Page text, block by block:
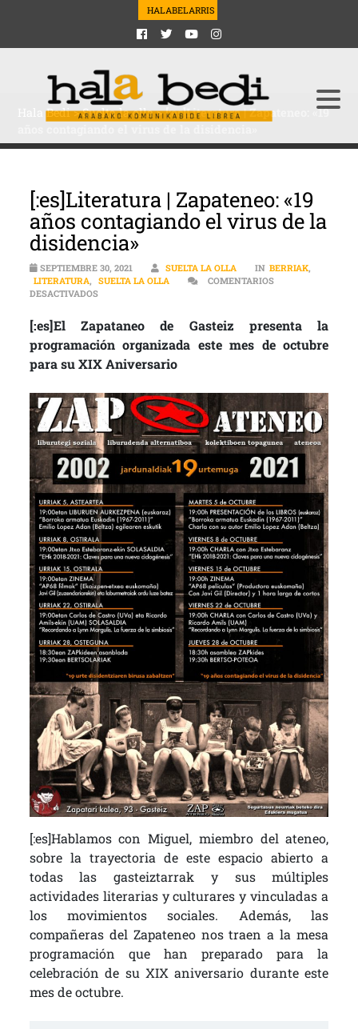
HALABELARRIS
Hala Bedi>Suelta la olla>[:es]Literatura | Zapateneo: «19
[:es]Literatura | Zapateneo: «19
años contagiando el virus de la
disidencia»
SEPTIEMBRE 30, 2021 SUELTA LA OLLA IN BERRIAK,
LITERATURA, SUELTA LA OLLA
COMENTARIOS
DESACTIVADOSEN [:ES]LITERATURA | ZAPATENEO: «19 AÑOS
[:es]El Zapataneo de Gasteiz presenta la
programación organizada este mes de octubre
para su XIX Aniversario
[:es]Hablamos con Miguel, miembro del ateneo,
sobre la trayectoria de este espacio abierto a
todas las gasteiztarrak y sus múltiples
actividades literarias y culturares y vinculadas a
los movimientos sociales. Además, las
compañeras del Zapateneo nos traen a la mesa
programación que han preparado para la
celebración de su XIX aniversario durante este
mes de octubre.